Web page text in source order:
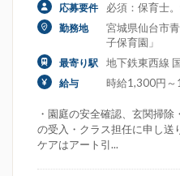
応募要件 必須：保育士
勤務地
宮城県仙台市
子保育園」
最寄り駅 地下鉄東西線
給与 時給1,300円～
・園庭の安全確認、玄関掃
の受入・クラス担任に申し
ケアはアート引...